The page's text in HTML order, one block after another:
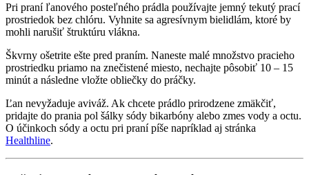
Pri praní ľanového posteľného prádla používajte jemný tekutý prací
prostriedok bez chlóru. Vyhnite sa agresívnym bielidlám, ktoré by
mohli narušiť štruktúru vlákna.
Škvrny ošetrite ešte pred praním. Naneste malé množstvo pracieho
prostriedku priamo na znečistené miesto, nechajte pôsobiť 10 – 15
minút a následne vložte obliečky do práčky.
Ľan nevyžaduje aviváž. Ak chcete prádlo prirodzene zmäkčiť,
pridajte do prania pol šálky sódy bikarbóny alebo zmes vody a octu.
O účinkoch sódy a octu pri praní píše napríklad aj stránka
Healthline.